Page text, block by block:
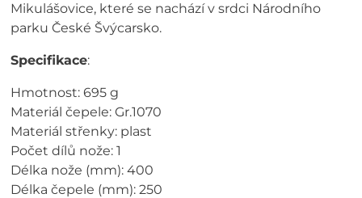
Mikulášovice, které se nachází v srdci Národního
parku České Švýcarsko.
Specifikace:
Hmotnost: 695 g
Materiál čepele: Gr.1070
Materiál střenky: plast
Počet dílů nože: 1
Délka nože (mm): 400
Délka čepele (mm): 250